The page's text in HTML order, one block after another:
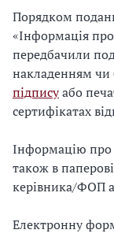
Порядком
«Інформація
передбачили
накладенням чи
підписуабо
сертифікатах
Інформацію про
також в
керівника/ФОП
Електронну